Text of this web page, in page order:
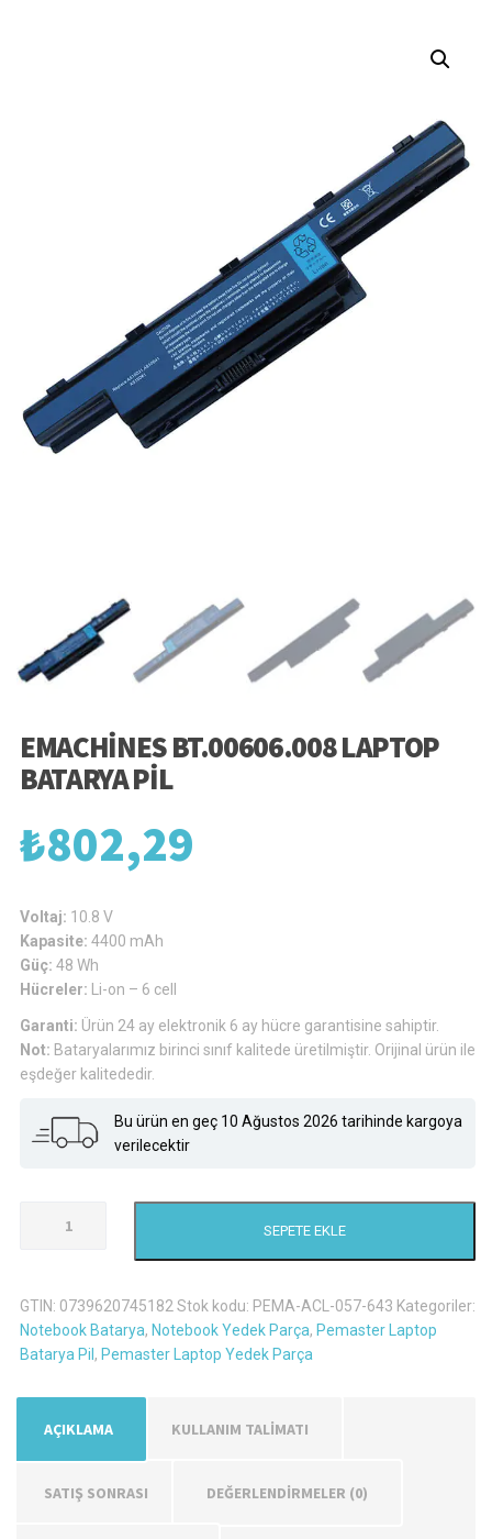
EMACHINES BT.00606.008 LAPTOP
BATARYA PIL
₺802,29
Voltaj: 10.8 V
Kapasite: 4400 mAh
Güç: 48 Wh
Hücreler:
Li-on – 6 cell
Garanti: Ürün 24 ay elektronik 6 ay hücre garantisine sahiptir.
Not: Bataryalarımız birinci sınıf kalitede üretilmiştir. Orijinal ürün ile
eşdeğer kalitededir.
Bu ürün en geç 10 Ağustos 2026 tarihinde kargoya
verilecektir
Bt.00606.008
Pil
adet
SEPETE EKLE
GTIN: 0739620745182 Stok kodu: PEMA-ACL-057-643 Kategoriler:
Notebook Batarya, Notebook Yedek Parça, Pemaster Laptop
Batarya Pil , Pemaster Laptop Yedek Parça
AÇIKLAMA KULLANIM TALİMATI
SATIŞ SONRASI DEĞERLENDIRMELER (0)